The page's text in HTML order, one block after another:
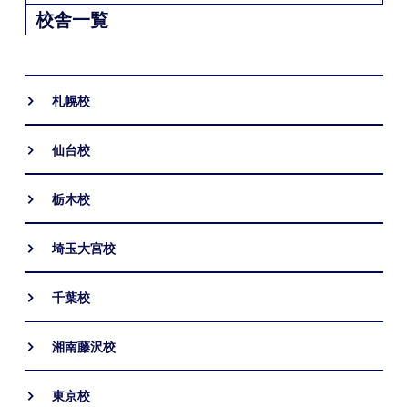
校舎一覧
札幌校
仙台校
栃木校
埼玉大宮校
千葉校
湘南藤沢校
東京校